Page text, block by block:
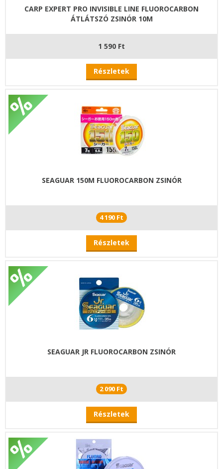
CARP EXPERT PRO INVISIBLE LINE FLUOROCARBON
ÁTLÁTSZÓ ZSINÓR 10M
1 590 Ft
Részletek
SEAGUAR 150M FLUOROCARBON ZSINÓR
4 190 Ft
Részletek
SEAGUAR JR FLUOROCARBON ZSINÓR
2 090 Ft
Részletek